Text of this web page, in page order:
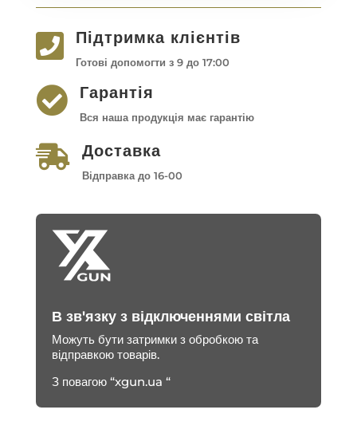
 Підтримка клієнтів
Готові допомогти з 9 до 17:00
 Гарантія
Вся наша продукція має гарантію
 Доставка
Відправка до 16-00
В зв'язку з відключеннями світла
Можуть бути затримки з обробкою та
відправкою товарів.
З повагою “xgun.ua “